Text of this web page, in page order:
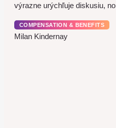
výrazne urýchľuje diskusiu, no
COMPENSATION & BENEFITS
Milan Kindernay